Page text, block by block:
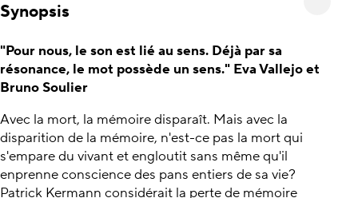
Synopsis
"Pour nous, le son est lié au sens. Déjà par sa
résonance, le mot possède un sens." Eva Vallejo et
Bruno Soulier
Avec la mort, la mémoire disparaît. Mais avec la
disparition de la mémoire, n'est-ce pas la mort qui
s'empare du vivant et engloutit sans même qu'il
enprenne conscience des pans entiers de sa vie?
Patrick Kermann considérait la perte de mémoire